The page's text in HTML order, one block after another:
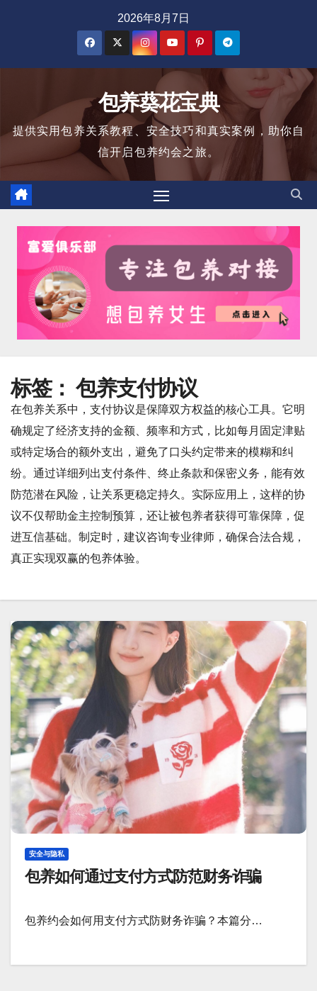
2026年8月7日
包养葵花宝典
提供实用包养关系教程、安全技巧和真实案例，助你自
信开启包养约会之旅。
标签： 包养支付协议
在包养关系中，支付协议是保障双方权益的核心工具。它明
确规定了经济支持的金额、频率和方式，比如每月固定津贴
或特定场合的额外支出，避免了口头约定带来的模糊和纠
纷。通过详细列出支付条件、终止条款和保密义务，能有效
防范潜在风险，让关系更稳定持久。实际应用上，这样的协
议不仅帮助金主控制预算，还让被包养者获得可靠保障，促
进互信基础。制定时，建议咨询专业律师，确保合法合规，
真正实现双赢的包养体验。
安全与隐私
包养如何通过支付方式防范财务诈骗
包养约会如何用支付方式防财务诈骗？本篇分…